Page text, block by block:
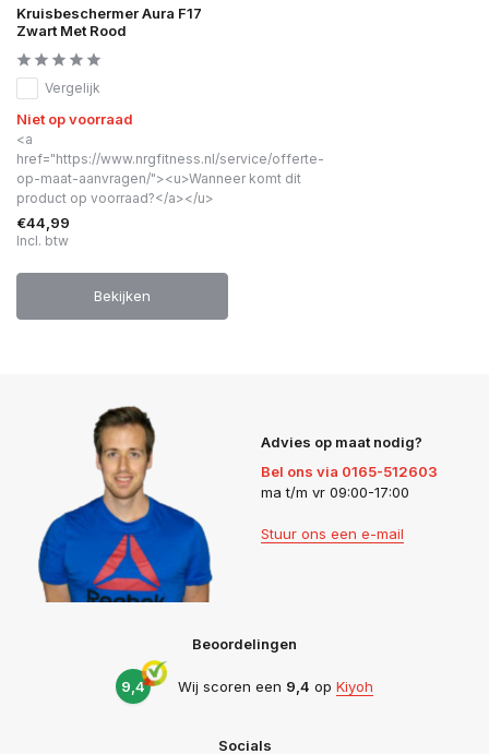
Kruisbeschermer Aura F17
Zwart Met Rood
Vergelijk
Niet op voorraad
<a
href="https://www.nrgfitness.nl/service/offerte-
op-maat-aanvragen/"><u>Wanneer komt dit
product op voorraad?</a></u>
€44,99
Incl. btw
Bekijken
Advies op maat nodig?
Bel ons via 0165-512603
ma t/m vr 09:00-17:00
Stuur ons een e-mail
Beoordelingen
9,4 Wij scoren een 9,4 op Kiyoh
Socials